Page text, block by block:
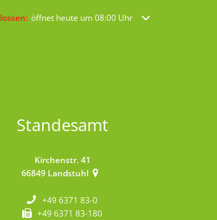
um weitere Öffnungs- oder Schließzeiten
öffnet heute um 08:00 Uhr
Standesamt
Kirchenstr. 41
66849 Landstuhl
+49 6371 83-0
+49 6371 83-180